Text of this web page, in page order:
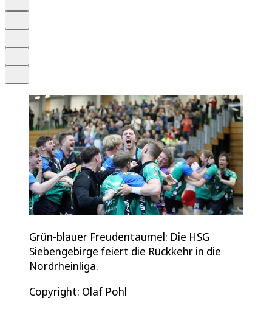
Grün-blauer Freudentaumel: Die HSG
Siebengebirge feiert die Rückkehr in die
Nordrheinliga.
Copyright: Olaf Pohl